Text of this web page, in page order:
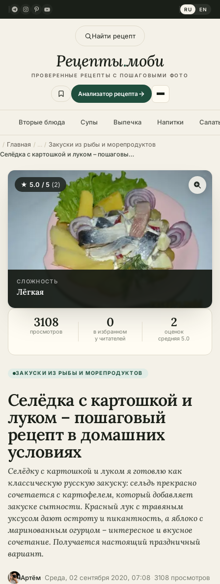
RU EN
Найти рецепт
Рецепты.моби
ПРОВЕРЕННЫЕ РЕЦЕПТЫ С ПОШАГОВЫМИ ФОТО
Анализатор рецепта
Вторые блюда Супы Выпечка Напитки
Главная
Закуски из рыбы и морепродуктов
Селёдка с картошкой и луком – пошаговый рецепт в домашних условиях
★ 5.0 / 5 (2)
СЛОЖНОСТЬ
лёгкая
3108
просмотров
0
в избранном
у читателей
2
оценок
средняя 5.0
ЗАКУСКИ ИЗ РЫБЫ И МОРЕПРОДУКТОВ
Селёдка с картошкой и
луком – пошаговый
рецепт в домашних
условиях
Селёдку с картошкой и луком я готовлю как
классическую русскую закуску: сельдь прекрасно
сочетается с картофелем, который добавляет
закуске сытности. Красный лук с травяным
уксусом дают остроту и пикантность, а яблоко с
маринованным огурцом – интересное и вкусное
сочетание. Получается настоящий праздничный
вариант.
Артём Среда, 02 сентября 2020, 07:08 3108 просмотров